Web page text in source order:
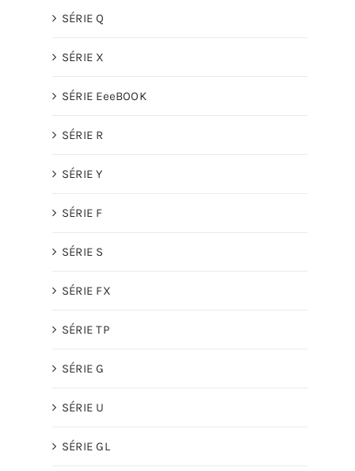
SÉRIE Q
SÉRIE X
SÉRIE EeeBOOK
SÉRIE R
SÉRIE Y
SÉRIE F
SÉRIE S
SÉRIE FX
SÉRIE TP
SÉRIE G
SÉRIE U
SÉRIE GL